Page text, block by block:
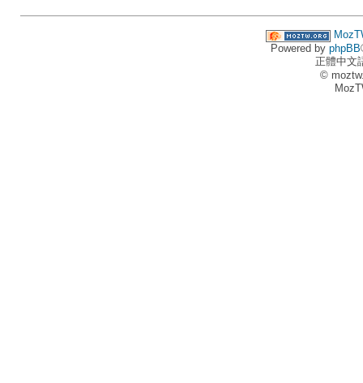
Powered by phpBB
正體中文
©